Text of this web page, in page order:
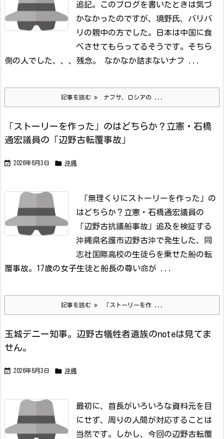
追記。
このブログを書いたときは気づ
かなかったのですが、境野氏、バリバ
リの親中の方でした。日本は中国に食
べさせてもらってるそうです。そちら
側の人でした、、、残念。
なかなか詰まないナフ ...
記事を読む ナフサ、ロシアの ...
「ストーリーを作った」のはどちらか？立憲・石橋
通宏議員の「辺野古転覆事故」
 2026年6月3日  沖縄
「無理くりにストーリーを作った」の
はどちらか？立憲・石橋通宏議員の
「辺野古抗議船事故」追及を検証する
沖縄県名護市辺野古沖で発生した、同
志社国際高校の生徒らを乗せた船の転
覆事故。17歳の女子生徒と船長の尊い命が ...
記事を読む 「ストーリーを作 ...
玉城デニー知事。辺野古犠牲者遺族のnoteは見てま
せん。
 2026年6月3日  沖縄
最初に、首長がいろいろな資料元を目
にせず、周りの人間が対応することは
当然です。
しかし、今回の辺野古転覆